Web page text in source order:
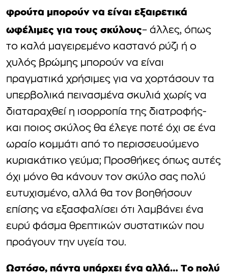
φρούτα μπορούν να είναι εξαιρετικά
ωφέλιμες για τους σκύλους– άλλες, όπως
το καλά μαγειρεμένο καστανό ρύζι ή ο
χυλός βρώμης μπορούν να είναι
πραγματικά χρήσιμες για να χορτάσουν τα
υπερβολικά πεινασμένα σκυλιά χωρίς να
διαταραχθεί η ισορροπία της διατροφής-
και ποιος σκύλος θα έλεγε ποτέ όχι σε ένα
ωραίο κομμάτι από το περισσευούμενο
κυριακάτικο γεύμα; Προσθήκες όπως αυτές
όχι μόνο θα κάνουν τον σκύλο σας πολύ
ευτυχισμένο, αλλά θα τον βοηθήσουν
επίσης να εξασφαλίσει ότι λαμβάνει ένα
ευρύ φάσμα θρεπτικών συστατικών που
προάγουν την υγεία του.
Ωστόσο, πάντα υπάρχει ένα αλλά… Το πολύ